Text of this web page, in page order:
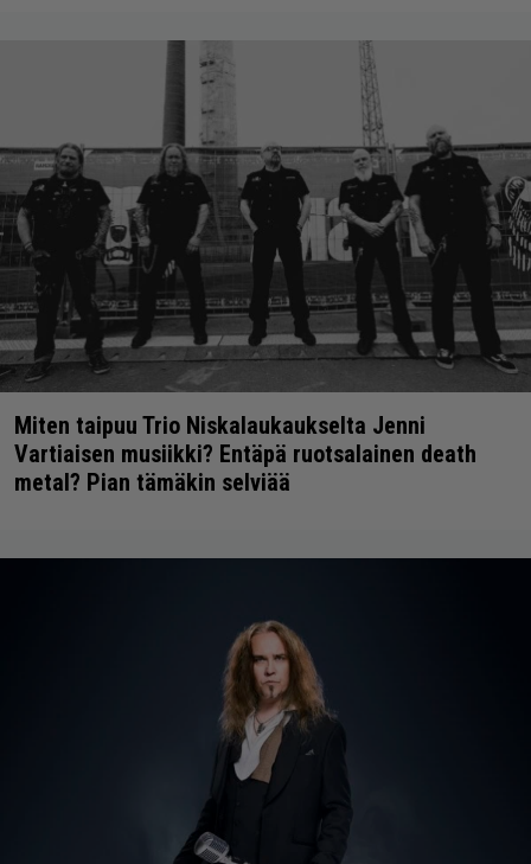
Miten taipuu Trio Niskalaukaukselta Jenni
Vartiaisen musiikki? Entäpä ruotsalainen death
metal? Pian tämäkin selviää